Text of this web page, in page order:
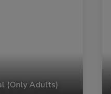
(Only Adults)